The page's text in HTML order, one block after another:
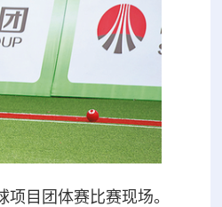
目团体赛比赛现场。